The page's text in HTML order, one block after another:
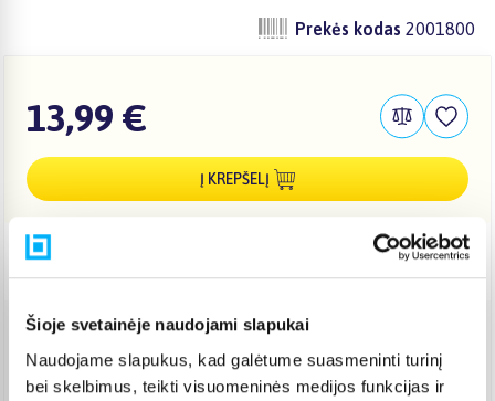
Šioje svetainėje naudojami slapukai
Naudojame slapukus, kad galėtume suasmeninti turinį
bei skelbimus, teikti visuomeninės medijos funkcijas ir
Prekės kodas 2001800
13,99 €
Į KREPŠELĮ
Venipak paštomatas ( 2,39 €
Pristato ir šeštadienį
Rugpjūtis 4d. - Rugpjūtis 11d.